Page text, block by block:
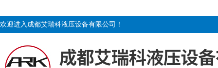
欢迎进入成都艾瑞科液压设备有限公司！